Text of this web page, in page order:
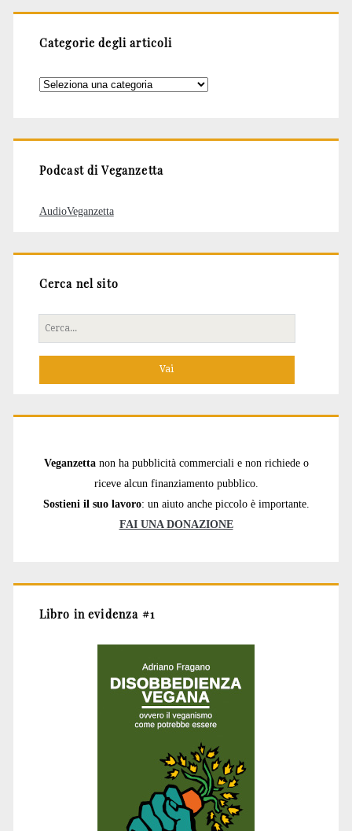
Categorie degli articoli
Categorie
Podcast di Veganzetta
AudioVeganzetta
Cerca nel sito
Cerca
per:
Veganzetta non ha pubblicità commerciali e non richiede o
riceve alcun finanziamento pubblico.
Sostieni il suo lavoro: un aiuto anche piccolo è importante.
FAI UNA DONAZIONE
Libro in evidenza #1